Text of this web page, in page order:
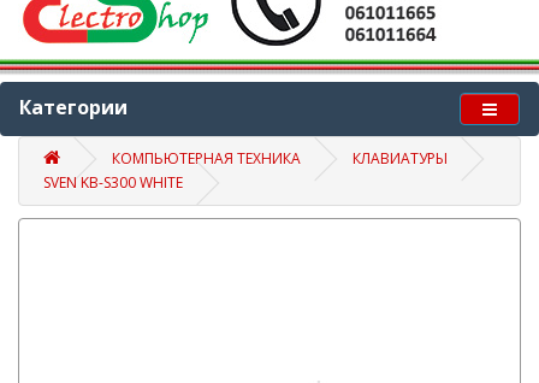
Категории
КОМПЬЮТЕРНАЯ ТЕХНИКА
КЛАВИАТУРЫ
SVEN KB-S300 WHITE